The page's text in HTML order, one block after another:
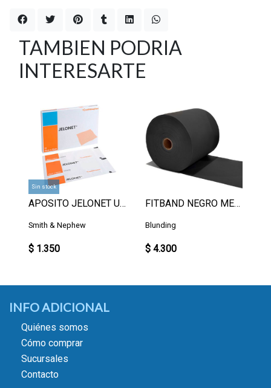
TAMBIEN PODRIA
INTERESARTE
Sin stock
APOSITO JELONET UN.
Smith & Nephew
$ 1.350
FITBAND NEGRO METRO
Blunding
$ 4.300
INFO ADICIONAL
Quiénes somos
Cómo comprar
Sucursales
Contacto